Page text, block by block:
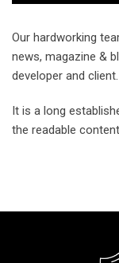
Our hardworking
news, magazine &
developer and
It is a long
the readable